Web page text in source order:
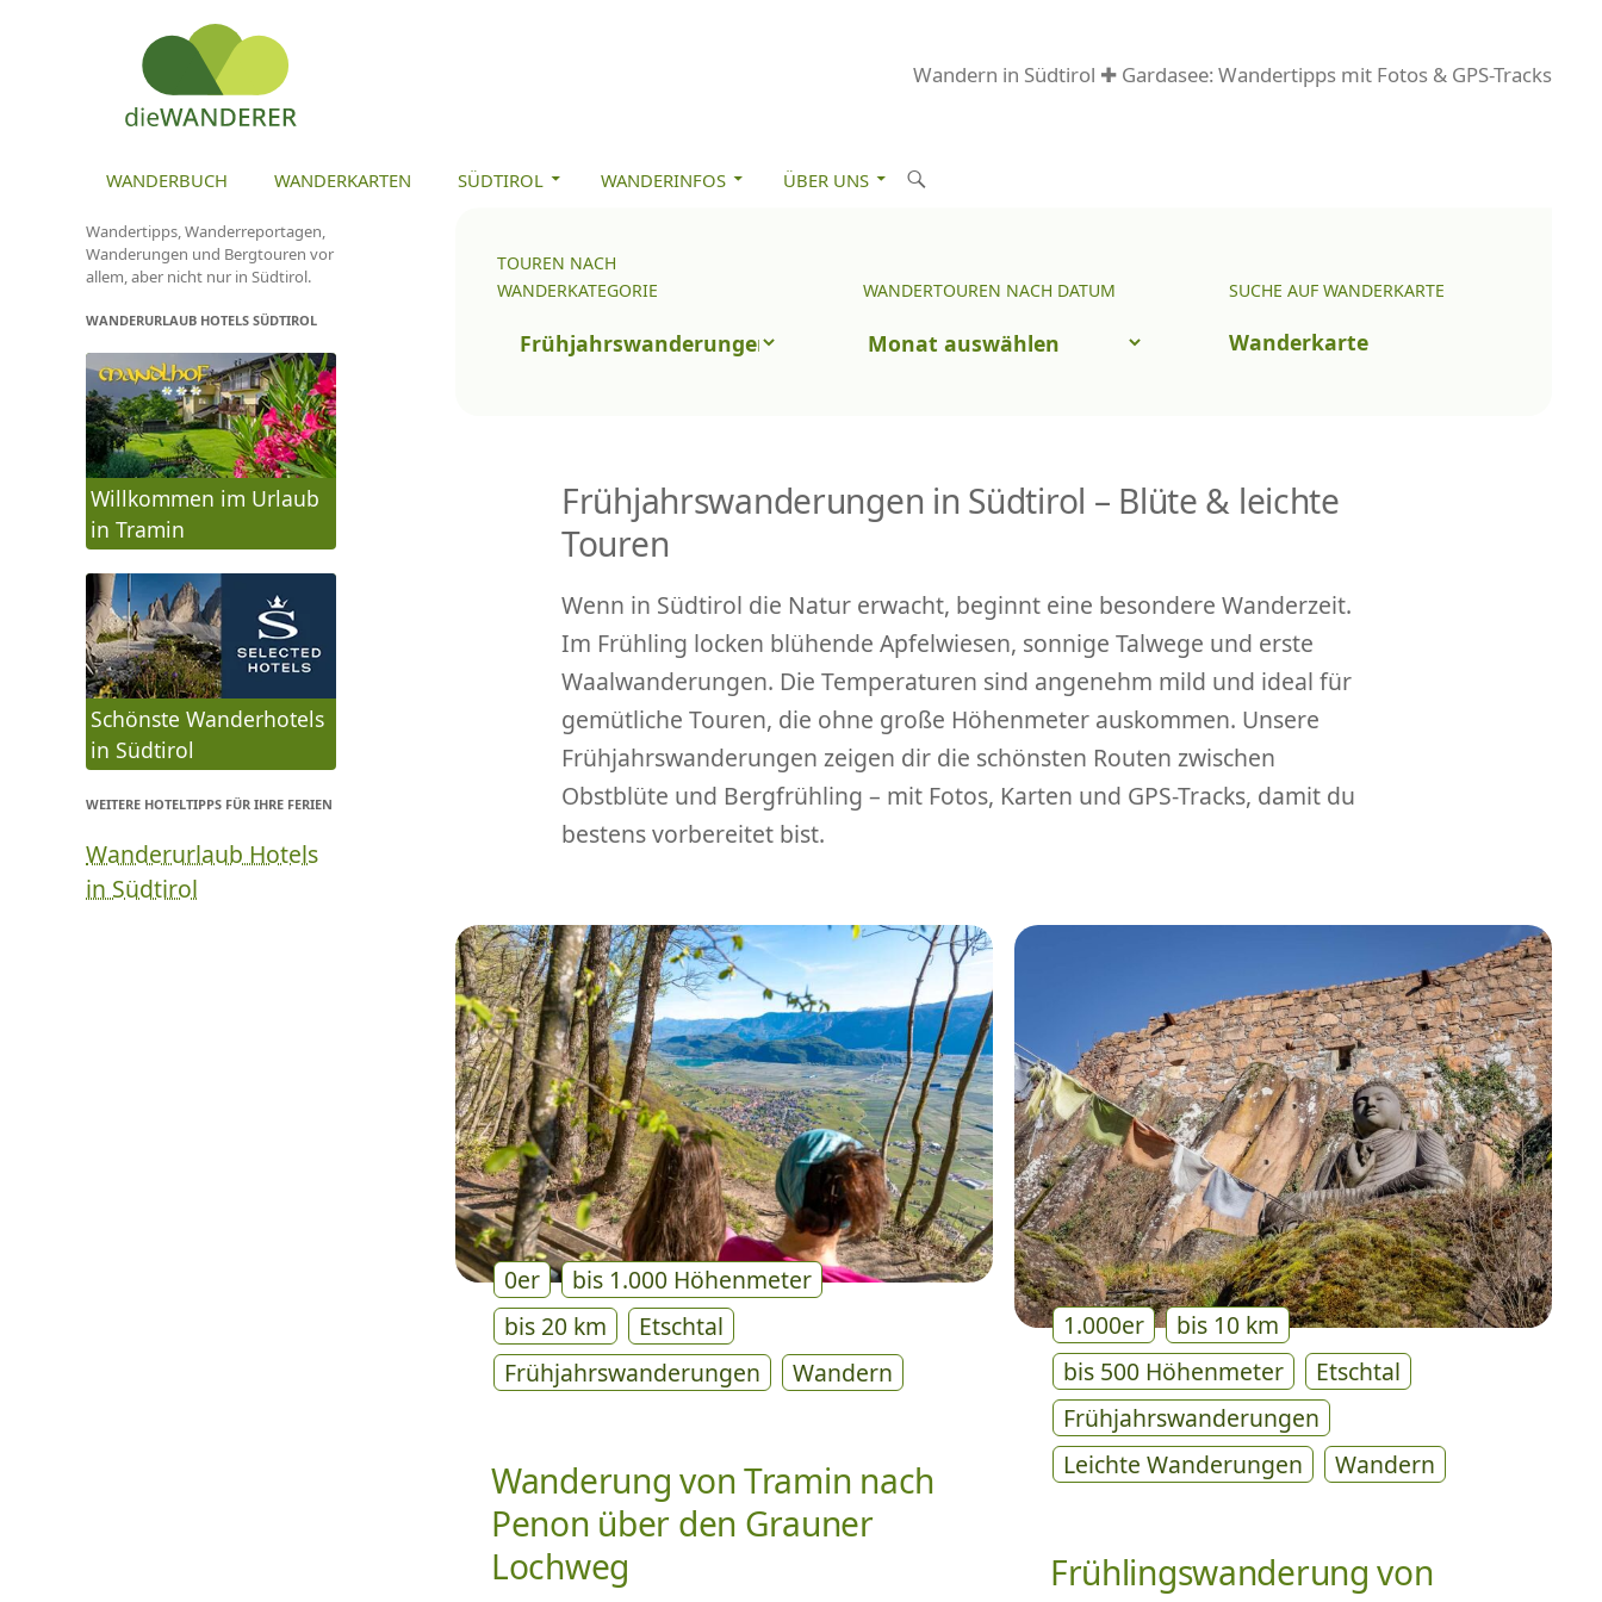
Wandern in Südtirol ✚ Gardasee: Wandertipps mit Fotos & GPS-Tracks
S
h
n
WANDERBUCH WANDERKARTEN SÜDTIROL WANDERINFOS ÜBER UNS
TOUREN NACH
WANDERKATEGORIE
Touren
WANDERTOUREN NACH DATUM
nach
Datum
SUCHE AUF WANDERKARTE
Wanderkarte
Frühjahrswanderungen in Südtirol – Blüte & leichte
Touren
Wenn in Südtirol die Natur erwacht, beginnt eine besondere Wanderzeit.
Im Frühling locken blühende Apfelwiesen, sonnige Talwege und erste
Waalwanderungen. Die Temperaturen sind angenehm mild und ideal für
gemütliche Touren, die ohne große Höhenmeter auskommen. Unsere
Frühjahrswanderungen zeigen dir die schönsten Routen zwischen
Obstblüte und Bergfrühling – mit Fotos, Karten und GPS-Tracks, damit du
bestens vorbereitet bist.
0er
bis 1.000 Höhenmeter
bis 20 km
Etschtal
Frühjahrswanderungen
Wandern
Wanderung von Tramin nach
Penon über den Grauner
Lochweg
1.000er
bis 10 km
bis 500 Höhenmeter
Etschtal
Frühjahrswanderungen
Leichte Wanderungen
Wandern
Frühlingswanderung von
Wandertipps, Wanderreportagen,
Wanderungen und Bergtouren vor
allem, aber nicht nur in Südtirol.
WANDERURLAUB HOTELS SÜDTIROL
Willkommen im Urlaub
in Tramin
Schönste Wanderhotels
in Südtirol
WEITERE HOTELTIPPS FÜR IHRE FERIEN
Wanderurlaub Hotels
in Südtirol